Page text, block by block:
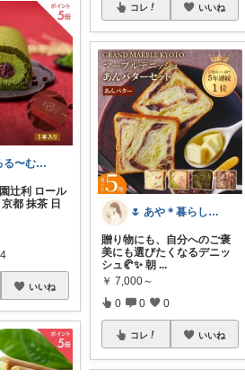
ころころる〜む✨経由購入感謝です✨
辻利 ロール
都 抹茶 日
いいね
コレ いいね
🌷 あや＊暮らしとギフト
贈り物にも、自分へのご褒
美にも選びたくなるデニッ
シュ🥐✨ 朝 ...
￥ 7,000～
0 0 0
コレ いいね